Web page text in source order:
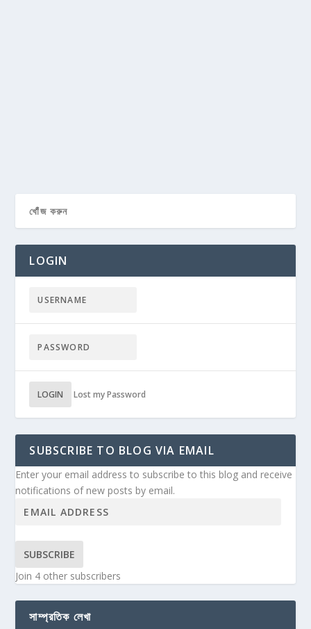
LOGIN
LOGIN Lost my Password
SUBSCRIBE TO BLOG VIA EMAIL
Enter your email address to subscribe to this blog and receive
notifications of new posts by email.
SUBSCRIBE
Join 4 other subscribers
সাম্প্রতিক লেখা